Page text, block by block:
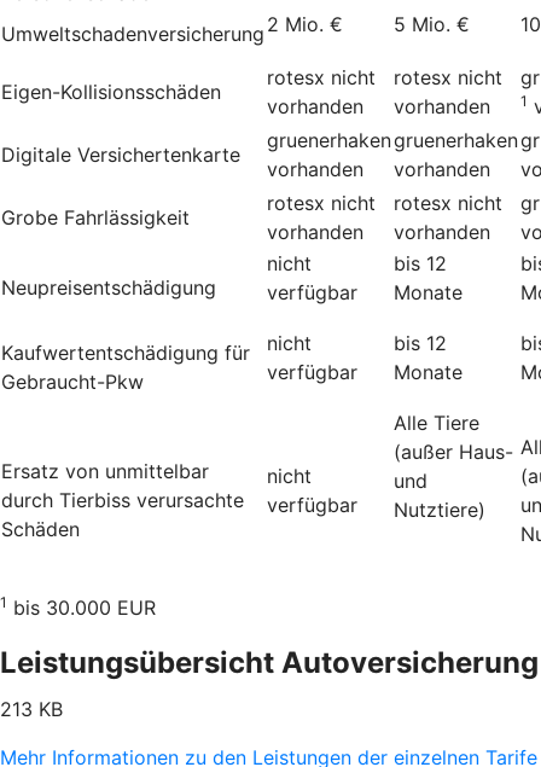
Umweltschadenversicherung 2 Mio. € 5 Mio. €
Eigen-Kollisionsschäden
rotesx nicht
vorhanden
rotesx nicht
vorhanden
1
Digitale Versichertenkarte
gruenerhaken
vorhanden
gruenerhaken
vorhanden
Grobe Fahrlässigkeit
rotesx nicht
vorhanden
rotesx nicht
vorhanden
Neupreisentschädigung
nicht
verfügbar
bis 12
Monate
Kauf­wert­entschädi­gung für
Gebraucht-Pkw
nicht
verfügbar
bis 12
Monate
Ersatz von unmittelbar
durch Tierbiss verur­sachte
Schäden
nicht
verfügbar
Alle Tiere
(außer Haus-
und
Nutztiere)
1 bis 30.000 EUR
Leistungsübersicht Autoversicherung
213 KB
Mehr Informationen zu den Leistungen der einzelnen Tarife